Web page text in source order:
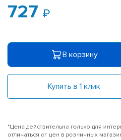
727
В корзину
Купить в 1 клик
*Цена действительна только для
отличаться от цен в розничных